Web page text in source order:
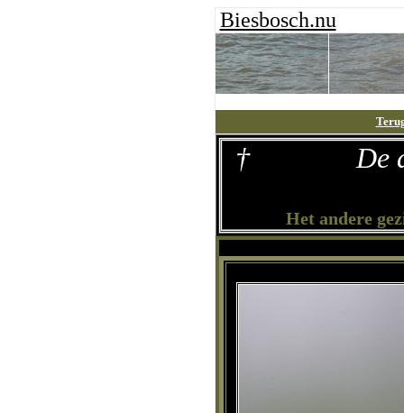
Biesbosch.nu
† De
Het andere